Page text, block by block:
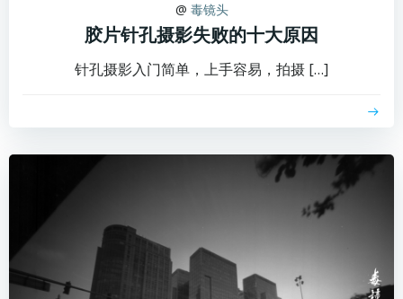
@ 毒镜头
胶片针孔摄影失败的十大原因
针孔摄影入门简单，上手容易，拍摄 […]